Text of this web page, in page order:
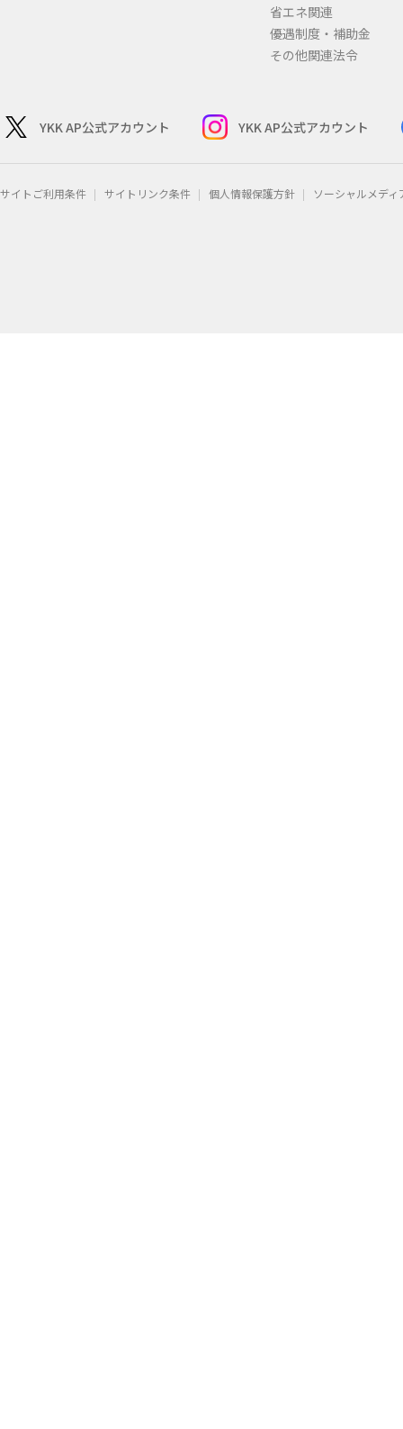
省エネ関連
優遇制度・補助金
その他関連法令
YKK AP公式アカウント YKK AP公式アカウント
サイトご利用条件 サイトリンク条件 個人情報保護方針 ソーシャルメデ